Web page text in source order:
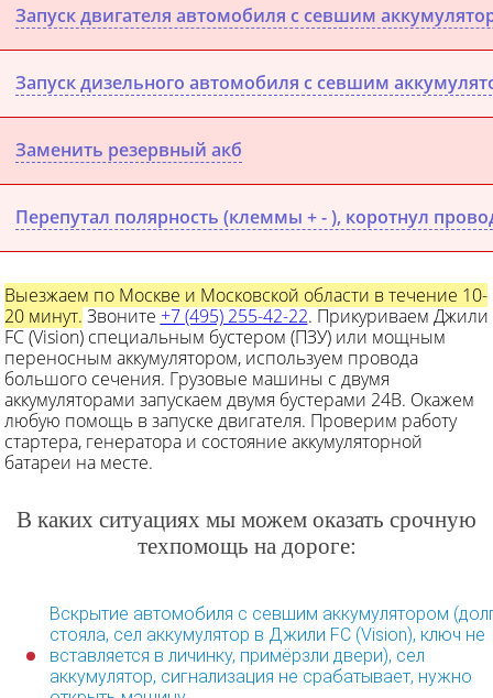
Запуск двигателя автомобиля с севшим
Запуск дизельного автомобиля с севшим
Заменить резервный акб
Перепутал полярность (клеммы + - ), коротнул
Выезжаем по Москве и Московской области в течение 10-
20 минут. Звоните +7 (495) 255-42-22. Прикуриваем Джили
FC (Vision) специальным бустером (ПЗУ) или мощным
переносным аккумулятором, используем провода
большого сечения. Грузовые машины с двумя
аккумуляторами запускаем двумя бустерами 24В. Окажем
любую помощь в запуске двигателя. Проверим работу
стартера, генератора и состояние аккумуляторной
батареи на месте.
В каких ситуациях мы можем оказать срочную
техпомощь на дороге:
Вскрытие автомобиля с севшим аккумулятором
стояла, сел аккумулятор в Джили FC (Vision), ключ не
вставляется в личинку, примёрзли двери), сел
аккумулятор, сигнализация не срабатывает, нужно